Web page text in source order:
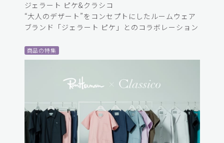
ジェラート ピケ&クラシコ
“大人のデザート”をコンセプトにしたルームウェア
ブランド「ジェラート ピケ」とのコラボレーション
商品の特集